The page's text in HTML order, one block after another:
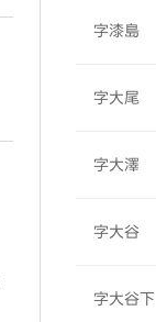
字漆島
字大尾
字大澤
字大谷
字大谷下